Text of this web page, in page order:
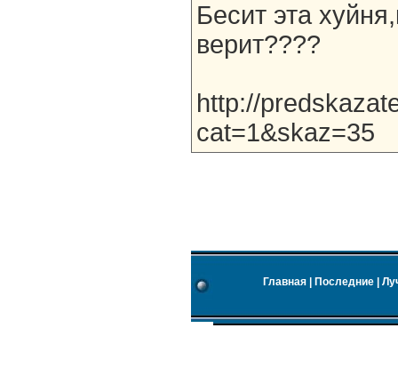
Бесит эта
верит????
http://
cat=1&skaz=35
Главная Последние |